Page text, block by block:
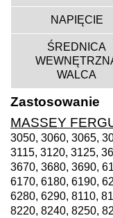
NAPIĘCIE
ŚREDNICA
WALCA
Zastosowanie
MASSEY
3050, 3060, 3065,
3115, 3120, 3125,
3670, 3680, 3690,
6170, 6180, 6190,
6280, 6290, 8110,
8220, 8240, 8250,